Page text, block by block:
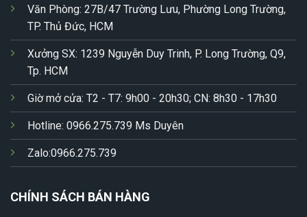
Văn Phòng: 27B/47 Trường Lưu, Phường Long Trường,
TP. Thủ Đức, HCM
Xưởng SX: 1239 Nguyễn Duy Trinh, P. Long Trường, Q9,
Tp. HCM
Giờ mở cửa: T2 - T7: 9h00 - 20h30; CN: 8h30 - 17h30
Hotline: 0966.275.739 Ms Duyên
Zalo:0966.275.739
CHÍNH SÁCH BÁN HÀNG